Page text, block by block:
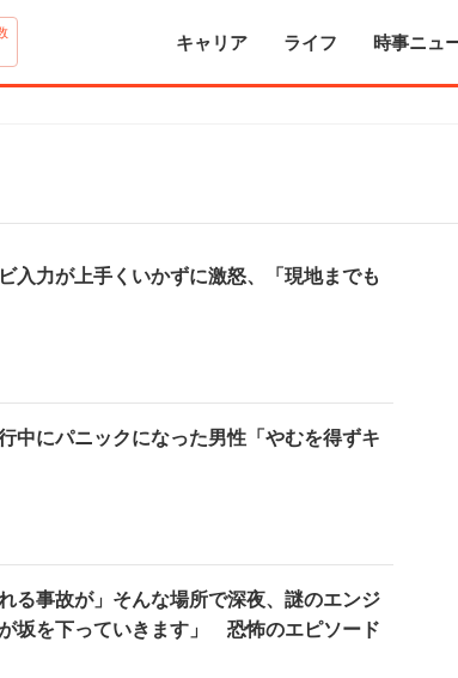
キャリア ライフ 時事ニュ
力が上手くいかずに激怒、「現地までも
中にパニックになった男性「やむを得ずキ
る事故が」そんな場所で深夜、謎のエンジ
坂を下っていきます」 恐怖のエピソード